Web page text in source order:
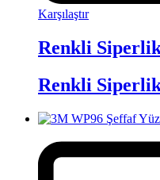
Karşılaştır
Renkli
Renkli